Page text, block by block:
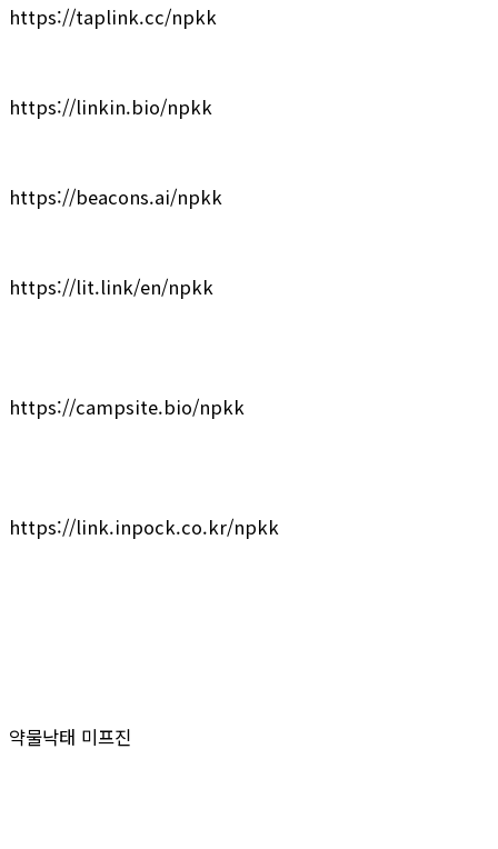
https://taplink.cc/npkk
https://linkin.bio/npkk
https://beacons.ai/npkk
https://lit.link/en/npkk
https://campsite.bio/npkk
https://link.inpock.co.kr/npkk
약물낙태 미프진